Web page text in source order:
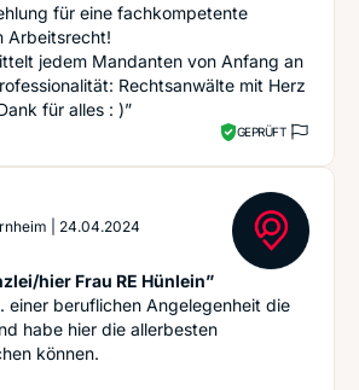
für eine fachkompetente
Arbeitsrecht!
jedem Mandanten von Anfang an
Rechtsanwälte mit Herz
für alles : )”
GEPRÜFT
24.04.2024
hier Frau RE Hünlein”
einer beruflichen Angelegenheit die
habe hier die allerbesten
können.